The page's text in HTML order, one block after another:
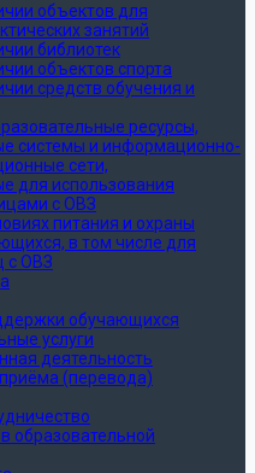
объектов для
занятий
библиотек
объектов спорта
средств обучения и
ресурсы,
системы и информационно-
сети,
для использования
с ОВЗ
питания и охраны
в том числе для
с ОВЗ
обучающихся
услуги
деятельность
(перевода)
образовательной